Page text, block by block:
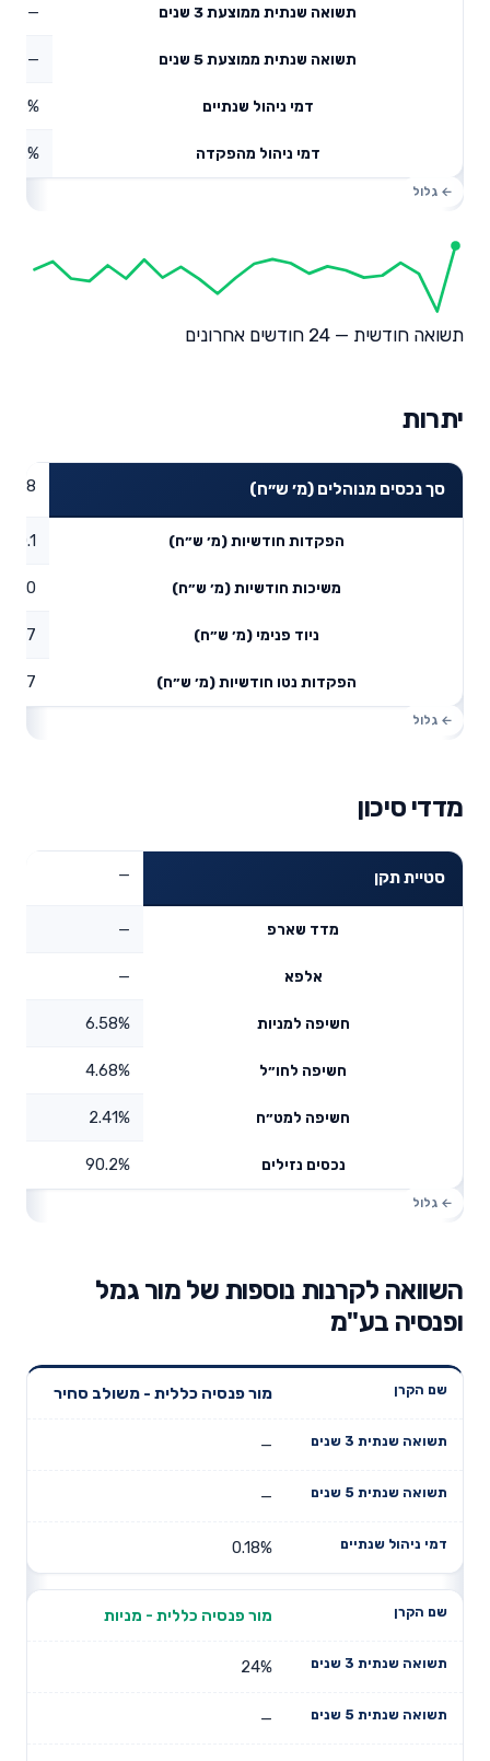
תשואה שנתית ממוצעת 3 שנים —
תשואה שנתית ממוצעת 5 שנים —
דמי ניהול שנתיים 0.18%
דמי ניהול מהפקדה
תשואה חודשית — 24 חודשים אחרונים
יתרות
סך נכסים מנוהלים (מ׳ ש״ח)
הפקדות חודשיות (מ׳ ש״ח) 0.1
משיכות חודשיות (מ׳ ש״ח) 0
ניוד פנימי (מ׳ ש״ח) 0.37
הפקדות נטו חודשיות (מ׳ ש״ח) 0.47
מדדי סיכון
סטיית תקן —
מדד שארפ —
אלפא —
חשיפה למניות 6.58%
חשיפה לחו״ל 4.68%
חשיפה למט״ח 2.41%
נכסים נזילים 90.2%
השוואה לקרנות נוספות של מור גמל
ופנסיה בע"מ
שנים
תשואה
דמי ניהול
מור פנסיה כללית - משולב סחיר
—
—
0.18%
מור פנסיה כללית - מניות
24%
—